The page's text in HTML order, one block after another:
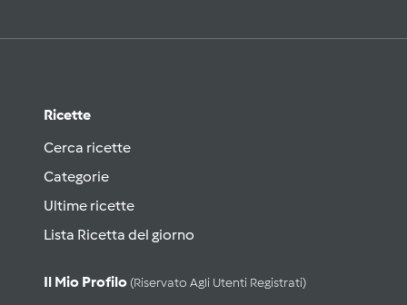
Ricette
Cerca ricette
Categorie
Ultime ricette
Lista Ricetta del giorno
Il Mio Profilo (riservato Agli Utenti Registrati)